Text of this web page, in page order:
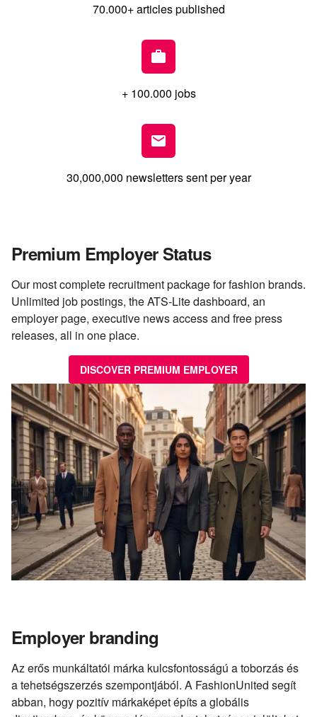
70.000+ articles published
+ 100.000 jobs
30,000,000 newsletters sent per year
Premium Employer Status
Our most complete recruitment package for fashion brands.
Unlimited job postings, the ATS-Lite dashboard, an
employer page, executive news access and free press
releases, all in one place.
DISCOVER PREMIUM EMPLOYER
Employer branding
Az erős munkáltatói márka kulcsfontosságú a toborzás és
a tehetségszerzés szempontjából. A FashionUnited segít
abban, hogy pozitív márkaképet építs a globális